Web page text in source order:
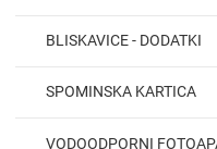
BLISKAVICE - DODATKI
SPOMINSKA KARTICA
VODOODPORNI